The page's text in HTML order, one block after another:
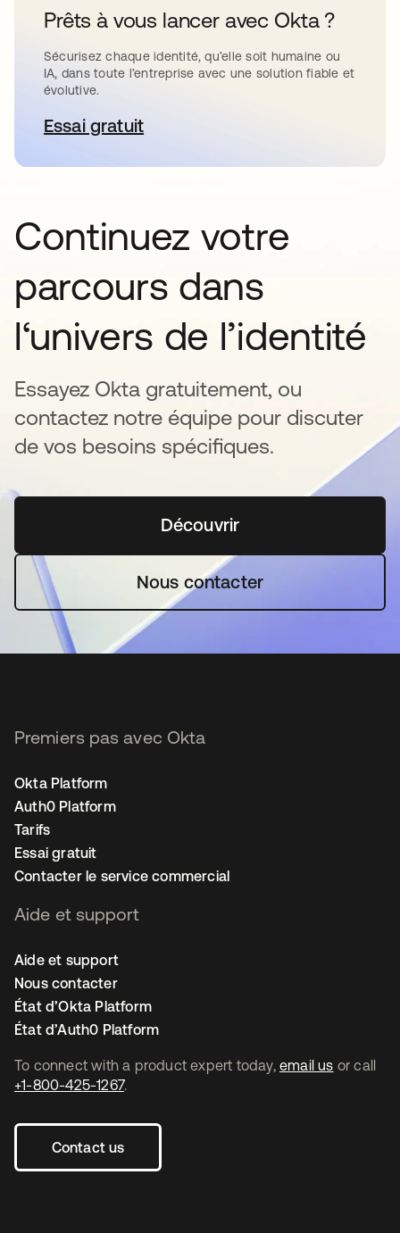
Prêts à vous lancer avec Okta ?
Sécurisez chaque identité, qu’elle soit humaine ou
IA, dans toute l’entreprise avec une solution fiable et
évolutive.
Essai gratuits’ouvre dans un nouvel onglet
Continuez votre
parcours dans
l‘univers de l’identité
Essayez Okta gratuitement, ou
contactez notre équipe pour discuter
de vos besoins spécifiques.
Découvrirs’ouvre dans un nouvel
Nous contacter
To connect with a product expert today, email us or call
+1-800-425-1267.
Contact us
Premiers pas avec Okta
Okta Platform
Auth0 Platform
Tarifs
Essai gratuit
Contacter le service commercial
Aide et support
Aide et support
Nous contacter
État d’Okta Platform
État d’Auth0 Platform